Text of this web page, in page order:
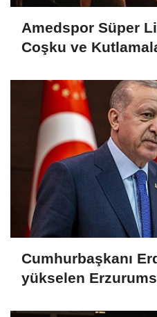
Amedspor Süper
Coşku ve
Cumhurbaşkanı
yükselen